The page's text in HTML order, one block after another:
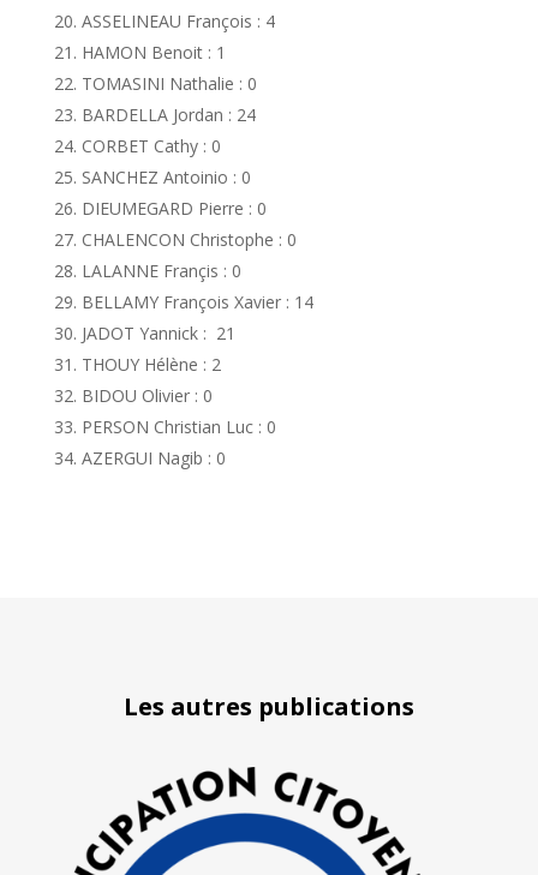
ASSELINEAU François : 4
HAMON Benoit : 1
TOMASINI Nathalie : 0
BARDELLA Jordan : 24
CORBET Cathy : 0
SANCHEZ Antoinio : 0
DIEUMEGARD Pierre : 0
CHALENCON Christophe : 0
LALANNE Françis : 0
BELLAMY François Xavier : 14
JADOT Yannick : 21
THOUY Hélène : 2
BIDOU Olivier : 0
PERSON Christian Luc : 0
AZERGUI Nagib : 0
Les autres publications